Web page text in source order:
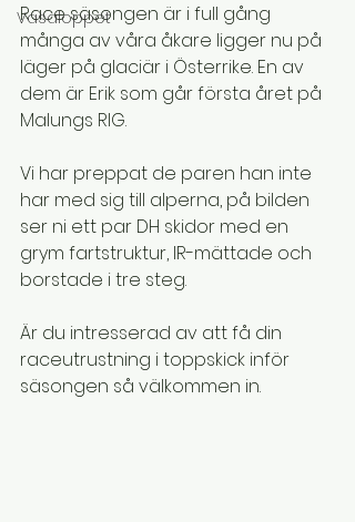
Vasaloppet
Race säsongen är i full gång
många av våra åkare ligger nu på
läger på glaciär i Österrike. En av
dem är Erik som går första året på
Malungs RIG.
Vi har preppat de paren han inte
har med sig till alperna, på bilden
ser ni ett par DH skidor med en
grym fartstruktur, IR-mättade och
borstade i tre steg.
Är du intresserad av att få din
raceutrustning i toppskick inför
säsongen så välkommen in.